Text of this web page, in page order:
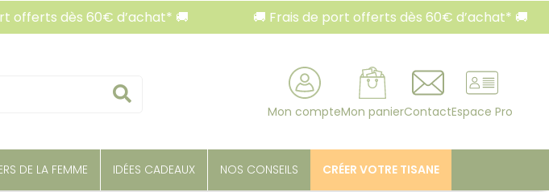
dès 60€ d’achat* 🚚 🚚 Frais de port offerts dès 60€ d’achat* 🚚
Mon compteMon panierContactEspace Pro
DE LA FEMME IDÉES CADEAUX NOS CONSEILS CRÉER VOTRE TISANE